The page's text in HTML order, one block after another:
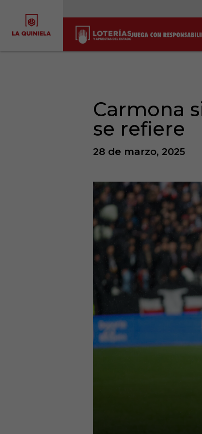
Carmona
se refiere
28 de marzo, 2025